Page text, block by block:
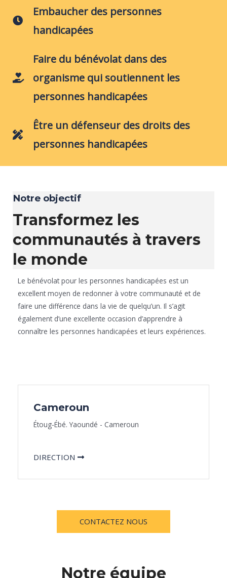
Embaucher des personnes
handicapées
Faire du bénévolat dans des
organisme qui soutiennent les
personnes handicapées
Être un défenseur des droits des
personnes handicapées
Notre objectif
Transformez les
communautés à travers
le monde
Le bénévolat pour les personnes handicapées est un
excellent moyen de redonner à votre communauté et de
faire une différence dans la vie de quelqu’un. Il s’agit
également d’une excellente occasion d’apprendre à
connaître les personnes handicapées et leurs expériences.
Cameroun
Étoug-Ébé. Yaoundé - Cameroun
DIRECTION
CONTACTEZ NOUS
Notre équipe